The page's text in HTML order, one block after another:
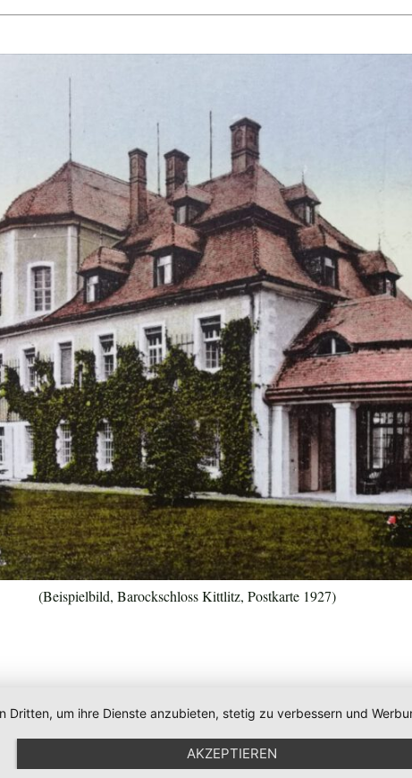
(Beispielbild, Barockschloss Kittlitz, Postkarte 1927)
Dritten, um ihre Dienste anzubieten, stetig zu verbessern und
AKZEPTIEREN